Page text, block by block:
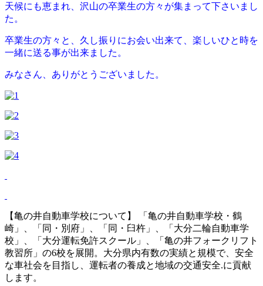
天候にも恵まれ、沢山の卒業生の方々が集まって下さいまし
た。
卒業生の方々と、久し振りにお会い出来て、楽しいひと時を
一緒に送る事が出来ました。
みなさん、ありがとうございました。
【亀の井自動車学校について】 「亀の井自動車学校・鶴
崎」、「同・別府」、「同・臼杵」、「大分二輪自動車学
校」、「大分運転免許スクール」、「亀の井フォークリフト
教習所」の6校を展開。大分県内有数の実績と規模で、安全
な車社会を目指し、運転者の養成と地域の交通安全.に貢献
します。